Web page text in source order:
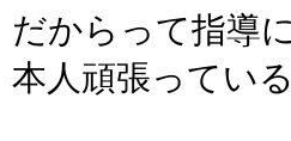
だからって指導
本人頑張ってい